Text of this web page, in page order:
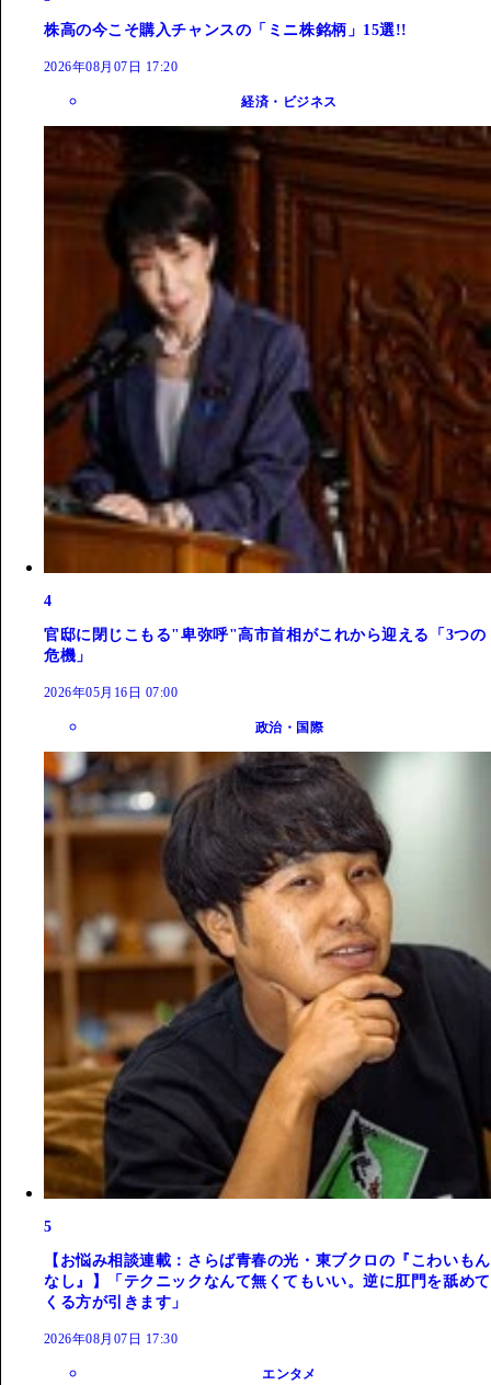
株高の今こそ購入チャンスの「ミニ株銘柄」15選!!
2026年08月07日 17:20
経済・ビジネス
4
官邸に閉じこもる"卑弥呼"高市首相がこれから迎える「3つの
危機」
2026年05月16日 07:00
政治・国際
5
【お悩み相談連載：さらば青春の光・東ブクロの『こわいもん
なし』】「テクニックなんて無くてもいい。逆に肛門を舐めて
くる方が引きます」
2026年08月07日 17:30
エンタメ